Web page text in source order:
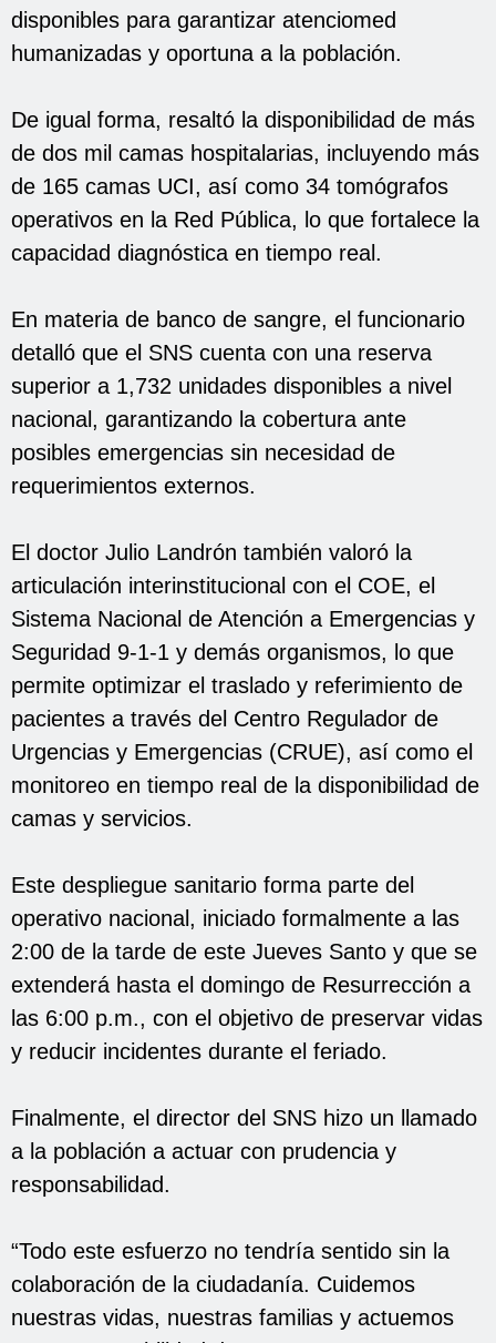
disponibles para garantizar atenciomed
humanizadas y oportuna a la población.
De igual forma, resaltó la disponibilidad de más
de dos mil camas hospitalarias, incluyendo más
de 165 camas UCI, así como 34 tomógrafos
operativos en la Red Pública, lo que fortalece la
capacidad diagnóstica en tiempo real.
En materia de banco de sangre, el funcionario
detalló que el SNS cuenta con una reserva
superior a 1,732 unidades disponibles a nivel
nacional, garantizando la cobertura ante
posibles emergencias sin necesidad de
requerimientos externos.
El doctor Julio Landrón también valoró la
articulación interinstitucional con el COE, el
Sistema Nacional de Atención a Emergencias y
Seguridad 9-1-1 y demás organismos, lo que
permite optimizar el traslado y referimiento de
pacientes a través del Centro Regulador de
Urgencias y Emergencias (CRUE), así como el
monitoreo en tiempo real de la disponibilidad de
camas y servicios.
Este despliegue sanitario forma parte del
operativo nacional, iniciado formalmente a las
2:00 de la tarde de este Jueves Santo y que se
extenderá hasta el domingo de Resurrección a
las 6:00 p.m., con el objetivo de preservar vidas
y reducir incidentes durante el feriado.
Finalmente, el director del SNS hizo un llamado
a la población a actuar con prudencia y
responsabilidad.
“Todo este esfuerzo no tendría sentido sin la
colaboración de la ciudadanía. Cuidemos
nuestras vidas, nuestras familias y actuemos